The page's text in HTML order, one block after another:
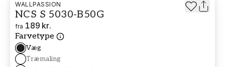
WALLPASSION
NCS S 5030-B50G
fra 189 kr.
Farvetype
Væg
Træmaling